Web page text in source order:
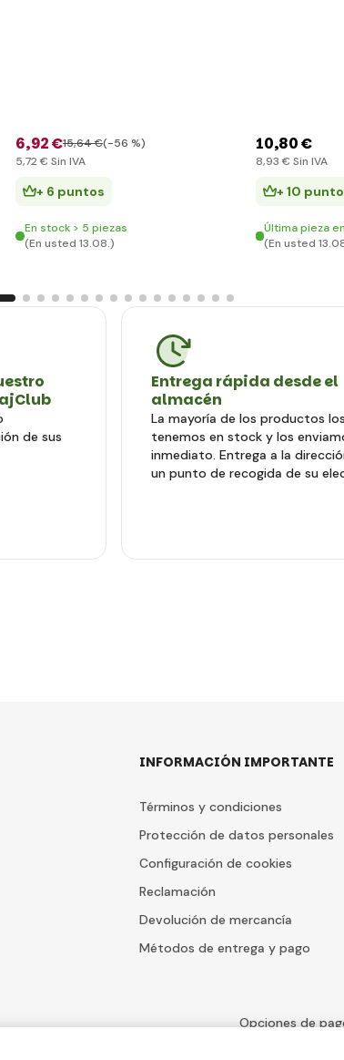
6,92 €15,64 €(-56 %)
5,72 € Sin IVA
+ 6 puntos
En stock > 5 piezas
(En usted 13.08.)
10,80 €
8,93 € Sin IVA
+ 10
Última pieza
(En usted
de sus
Entrega rápida desde el
almacén
La mayoría de los productos los
tenemos en stock y los
inmediato. Entrega a la
un punto de recogida de su
INFORMACIÓN IMPORTANTE
Términos y condiciones
Protección de datos personales
Configuración de cookies
Reclamación
Devolución de mercancía
Métodos de entrega y pago
Opciones de